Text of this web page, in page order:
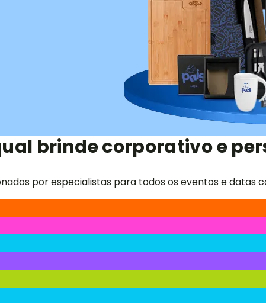
brinde corporativo e
por especialistas para todos os eventos e datas